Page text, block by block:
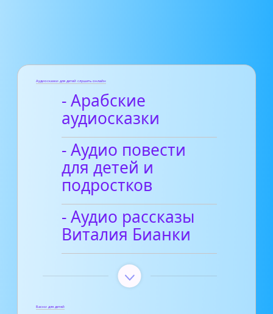
Аудиосказки для детей слушать онлайн
- Арабские
аудиосказки
- Аудио повести
для детей и
подростков
- Аудио рассказы
Виталия Бианки
Басни для детей